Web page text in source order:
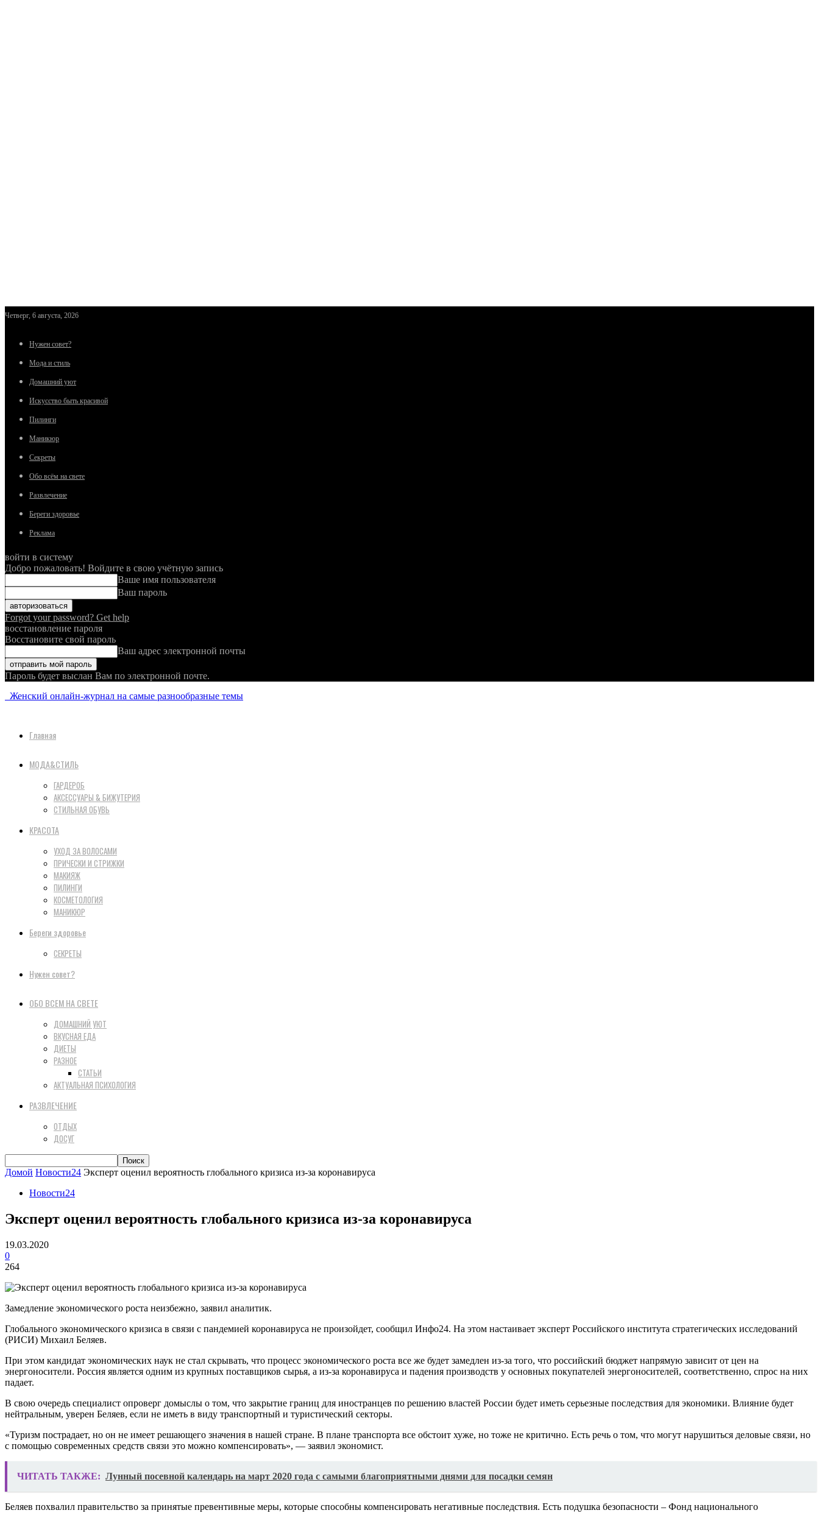
Четверг, 6 августа, 2026
Нужен совет?
Мода и стиль
Домашний уют
Искусство быть красивой
Пилинги
Маникюр
Секреты
Обо всём на свете
Развлечение
Береги здоровье
Реклама
войти в систему
Добро пожаловать! Войдите в свою учётную запись
Ваше имя пользователя
Ваш пароль
Forgot your password? Get help
восстановление пароля
Восстановите свой пароль
Ваш адрес электронной почты
Пароль будет выслан Вам по электронной почте.
Женский онлайн-журнал на самые разнообразные темы
Главная
МОДА&СТИЛЬ
ГАРДЕРОБ
АКСЕССУАРЫ & БИЖУТЕРИЯ
СТИЛЬНАЯ ОБУВЬ
КРАСОТА
УХОД ЗА ВОЛОСАМИ
ПРИЧЕСКИ И СТРИЖКИ
МАКИЯЖ
ПИЛИНГИ
КОСМЕТОЛОГИЯ
МАНИКЮР
Береги здоровье
СЕКРЕТЫ
Нужен совет?
ОБО ВСЕМ НА СВЕТЕ
ДОМАШНИЙ УЮТ
ВКУСНАЯ ЕДА
ДИЕТЫ
РАЗНОЕ
СТАТЬИ
АКТУАЛЬНАЯ ПСИХОЛОГИЯ
РАЗВЛЕЧЕНИЕ
ОТДЫХ
ДОСУГ
Домой Новости24 Эксперт оценил вероятность глобального кризиса из-за коронавируса
Новости24
Эксперт оценил вероятность глобального кризиса из-за коронавируса
19.03.2020
0
264
Замедление экономического роста неизбежно, заявил аналитик.
Глобального экономического кризиса в связи с пандемией коронавируса не произойдет, сообщил Инфо24. На этом настаивает эксперт Российского института стратегических исследований
(РИСИ) Михаил Беляев.
При этом кандидат экономических наук не стал скрывать, что процесс экономического роста все же будет замедлен из-за того, что российский бюджет напрямую зависит от цен на
энергоносители. Россия является одним из крупных поставщиков сырья, а из-за коронавируса и падения производств у основных покупателей энергоносителей, соответственно, спрос на них
падает.
В свою очередь специалист опроверг домыслы о том, что закрытие границ для иностранцев по решению властей России будет иметь серьезные последствия для экономики. Влияние будет
нейтральным, уверен Беляев, если не иметь в виду транспортный и туристический секторы.
«Туризм пострадает, но он не имеет решающего значения в нашей стране. В плане транспорта все обстоит хуже, но тоже не критично. Есть речь о том, что могут нарушиться деловые связи, но
с помощью современных средств связи это можно компенсировать», — заявил экономист.
ЧИТАТЬ ТАКЖЕ: Лунный посевной календарь на март 2020 года с самыми благоприятными днями для посадки семян
Беляев похвалил правительство за принятые превентивные меры, которые способны компенсировать негативные последствия. Есть подушка безопасности – Фонд национального